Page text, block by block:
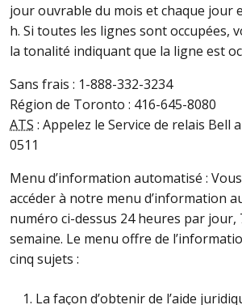
jour ouvrable du mois et chaque jour
h. Si toutes les lignes sont occupées,
la tonalité indiquant que la ligne est
Sans frais : 1-888-332-3234
Région de Toronto : 416-645-8080
ATS : Appelez le Service de relais Bell
0511
Menu d’information automatisé :
accéder à notre menu d’information
numéro ci-dessus 24 heures par jour,
semaine. Le menu offre de
cinq sujets :
La façon d’obtenir de l’aide